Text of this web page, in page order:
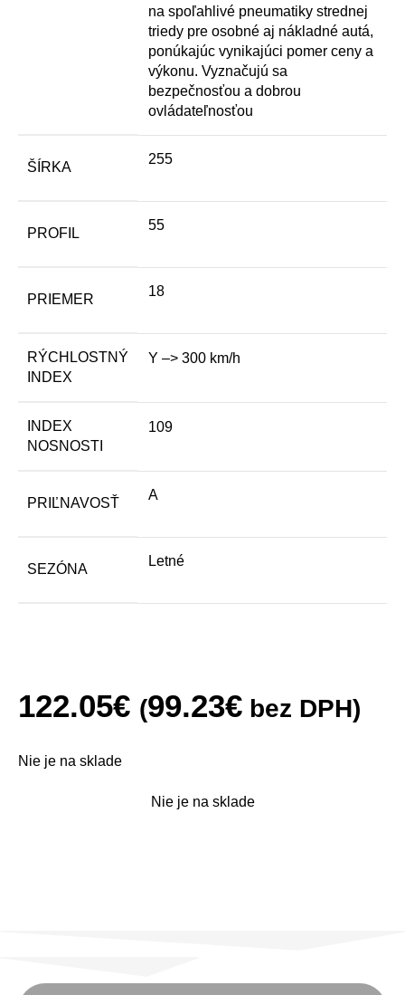
na spoľahlivé pneumatiky strednej
triedy pre osobné aj nákladné autá,
ponúkajúc vynikajúci pomer ceny a
výkonu. Vyznačujú sa
bezpečnosťou a dobrou
ovládateľnosťou
ŠÍRKA
255
PROFIL
55
PRIEMER
18
RÝCHLOSTNÝ
INDEX
Y –> 300 km/h
INDEX
NOSNOSTI
109
PRIĽNAVOSŤ
A
SEZÓNA
Letné
122.05€ (99.23€ bez DPH)
Nie je na sklade
Nie je na sklade